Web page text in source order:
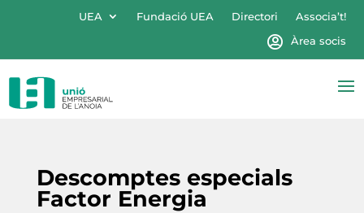
UEA Fundació UEA Directori
Associa’t!
Àrea socis
Descomptes especials
Factor Energia